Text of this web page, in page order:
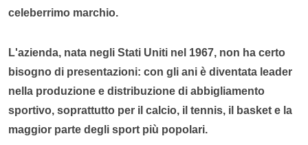
celeberrimo marchio.
L'azienda, nata negli Stati Uniti nel 1967, non ha certo
bisogno di presentazioni: con gli ani è diventata leader
nella produzione e distribuzione di abbigliamento
sportivo, soprattutto per il calcio, il tennis, il basket e la
maggior parte degli sport più popolari.